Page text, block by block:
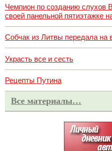
Чемпион по созданию слухов
своей панельной пятиэтажке
Собчак из Литвы передала на
Украсть все и сесть
Рецепты Путина
Все материалы…